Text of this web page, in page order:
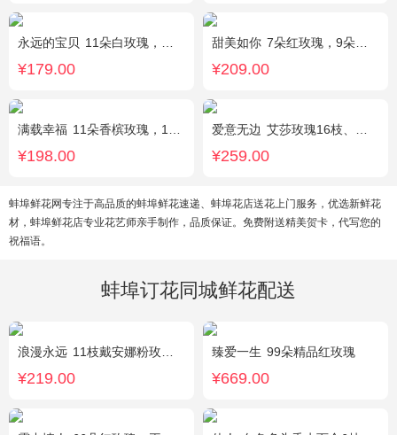
永远的宝贝 11朵白玫瑰，搭配适量紫色勿忘我、黄莺、栀子叶间插。
¥179.00
甜美如你 7朵红玫瑰，9朵戴安娜粉玫瑰，白色满天星丰满间插，尤加利搭配
¥209.00
满载幸福 11朵香槟玫瑰，1支白色多头香水百合，搭配桔梗、黄莺。
¥198.00
爱意无边 艾莎玫瑰16枝、白色洋桔梗5枝、尤加利10枝
¥259.00
蚌埠鲜花网专注于高品质的蚌埠鲜花速递、蚌埠花店送花上门服务，优选新鲜花
材，蚌埠鲜花店专业花艺师亲手制作，品质保证。免费附送精美贺卡，代写您的
祝福语。
蚌埠订花同城鲜花配送
浪漫永远 11枝戴安娜粉玫瑰，1枝浅蓝色绣球，浅紫洋桔梗、栀子叶搭配
¥219.00
臻爱一生 99朵精品红玫瑰
¥669.00